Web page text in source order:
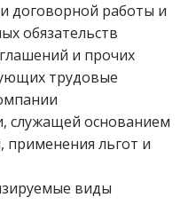
договорной работы и
обязательств
и прочих
трудовые
служащей основанием
применения льгот и
виды